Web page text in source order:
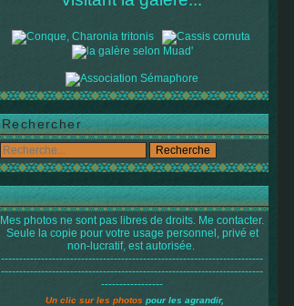
Rechercher
Mes photos ne sont pas libres de droits. Me contacter.
Seule la copie pour votre usage personnel, privé et
non-lucratif, est autorisée.
------------------------------------------------------------------------
------------------------------------------------------------------------
-----------------
Un clic sur les photos pour les agrandir,